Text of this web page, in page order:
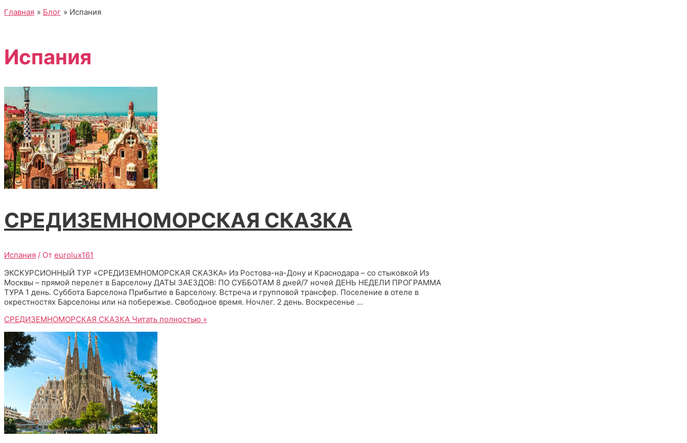
Главная Блог Испания
Испания
СРЕДИЗЕМНОМОРСКАЯ СКАЗКА
Испания / От eurolux161
ЭКСКУРСИОННЫЙ ТУР «СРЕДИЗЕМНОМОРСКАЯ СКАЗКА» Из Ростова-на-Дону и Краснодара – со стыковкой Из
Москвы – прямой перелет в Барселону ДАТЫ ЗАЕЗДОВ: ПО СУББОТАМ 8 дней/7 ночей ДЕНЬ НЕДЕЛИ ПРОГРАММА
ТУРА 1 день. Суббота Барселона Прибытие в Барселону. Встреча и групповой трансфер. Поселение в отеле в
окрестностях Барселоны или на побережье. Свободное время. Ночлег. 2 день. Воскресенье …
СРЕДИЗЕМНОМОРСКАЯ СКАЗКА Читать полностью »